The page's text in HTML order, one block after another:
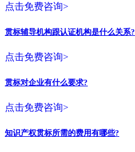
点击免费咨询>
贯标辅导机构跟认证机构是什么关系?
点击免费咨询>
贯标对企业有什么要求?
点击免费咨询>
知识产权贯标所需的费用有哪些?